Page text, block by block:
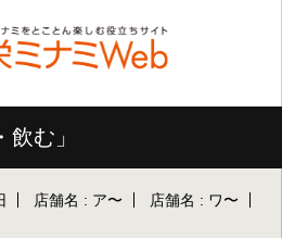
む」
店舗名 : ア〜 店舗名 : ワ〜